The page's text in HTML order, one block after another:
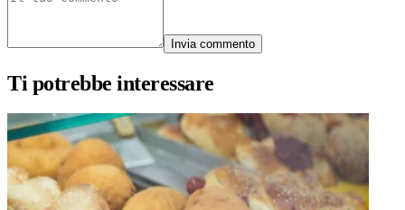
Invia commento
Ti potrebbe interessare